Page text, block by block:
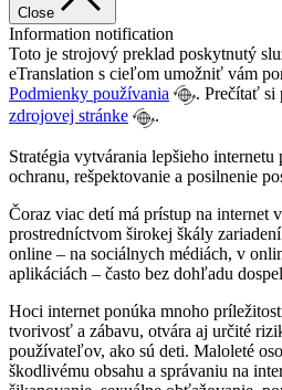
Close
Information notification
Toto je strojový preklad poskytnutý
eTranslation s cieľom umožniť vám
Podmienky používania
. Prečítať si
zdrojovej stránke
.
Stratégia vytvárania lepšieho
ochranu, rešpektovanie a posilnenie
Čoraz viac detí má prístup na internet
prostredníctvom širokej škály
online – na sociálnych médiách, v
aplikáciách – často bez dohľadu
Hoci internet ponúka mnoho
tvorivosť a zábavu, otvára aj určité
používateľov, ako sú deti. Maloleté
škodlivému obsahu a správaniu na